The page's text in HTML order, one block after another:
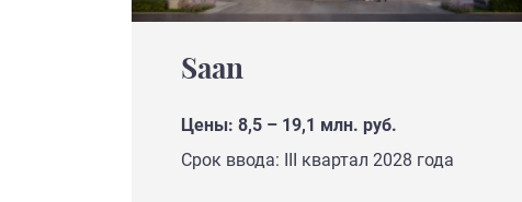
Saan
Цены: 8,5 – 19,1 млн. руб.
Срок ввода: III квартал 2028 года